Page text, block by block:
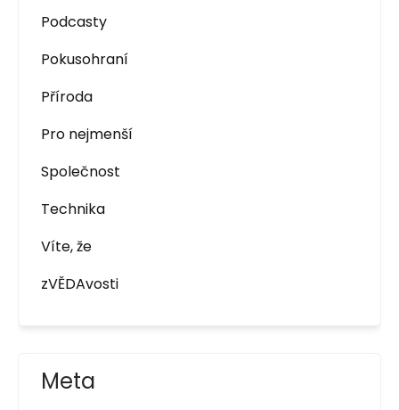
Podcasty
Pokusohraní
Příroda
Pro nejmenší
Společnost
Technika
Víte, že
zVĚDAvosti
Meta